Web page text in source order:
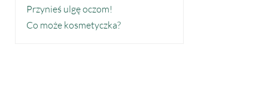
Przynieś ulgę oczom!
Co może kosmetyczka?